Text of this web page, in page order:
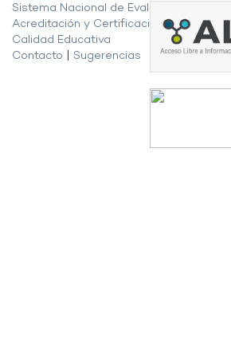
Sistema Nacional de Evaluación,
Acreditación y Certificación de la
Calidad Educativa
Contacto
Sugerencias